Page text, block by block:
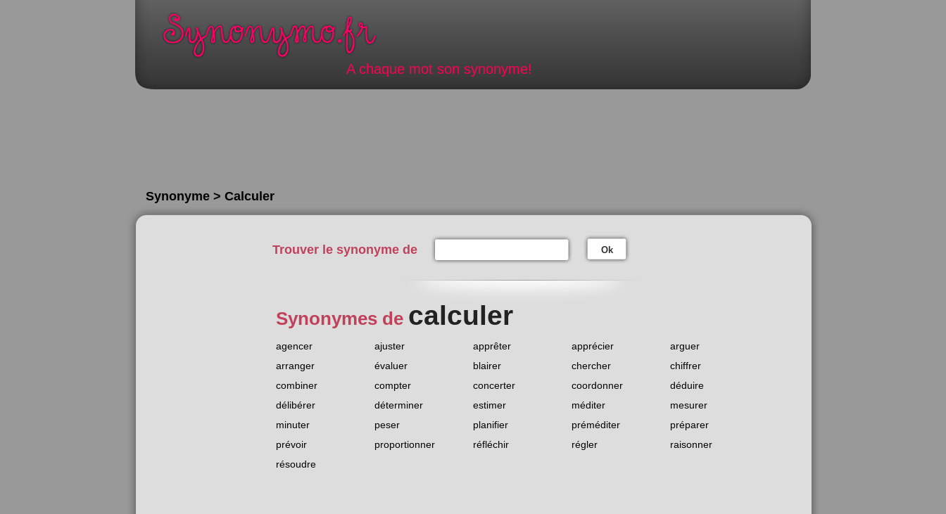
A chaque mot son synonyme!
Synonyme > Calculer
Trouver le synonyme de Ok
Synonymes de calculer
agencer ajuster apprêter apprécier
arguer
arranger
évaluer blairer chercher
chiffrer
combiner
compter concerter coordonner
déduire
délibérer
déterminer estimer méditer
mesurer
minuter
peser planifier préméditer
préparer
prévoir
proportionner réfléchir régler
raisonner
résoudre